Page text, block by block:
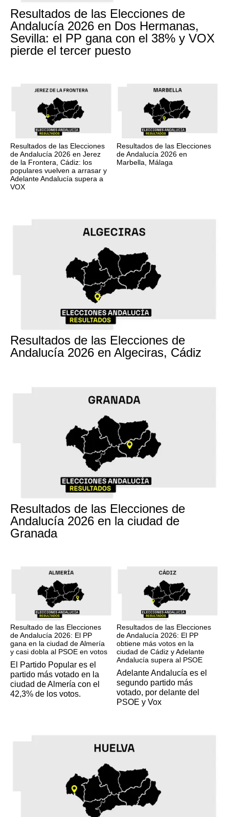
Resultados de las Elecciones de
Andalucía 2026 en Dos Hermanas,
Sevilla: el PP gana con el 38% y VOX
pierde el tercer puesto
Resultados de las Elecciones
de Andalucía 2026 en Jerez
de la Frontera, Cádiz: los
populares vuelven a arrasar y
Adelante Andalucía supera a
VOX
Resultados de las Elecciones
de Andalucía 2026 en
Marbella, Málaga
Resultados de las Elecciones de
Andalucía 2026 en Algeciras, Cádiz
Resultados de las Elecciones de
Andalucía 2026 en la ciudad de
Granada
Resultado de las Elecciones
de Andalucía 2026: El PP
gana en la ciudad de Almería
y casi dobla al PSOE en votos
El Partido Popular es el
partido más votado en la
ciudad de Almería con el
42,3% de los votos.
Resultados de las Elecciones
de Andalucía 2026: El PP
obtiene más votos en la
ciudad de Cádiz y Adelante
Andalucía supera al PSOE
Adelante Andalucía es el
segundo partido más
votado, por delante del
PSOE y Vox